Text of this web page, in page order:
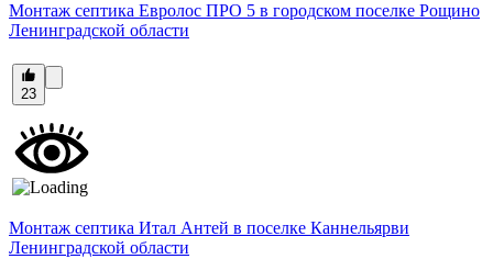
Монтаж септика Евролос ПРО 5 в городском поселке Рощино
Ленинградской области
23
Монтаж септика Итал Антей в поселке Каннельярви
Ленинградской области